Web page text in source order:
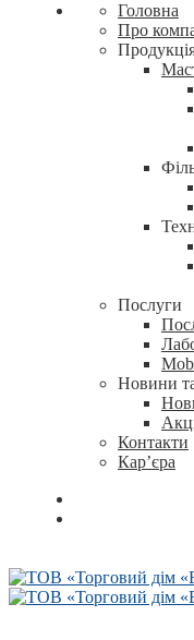
Головна
Про
Послуги
Новини та
Контакти
Кар’єра